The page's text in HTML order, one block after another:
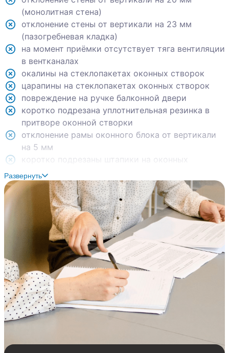
(монолитная стена)
отклонение стены от вертикали на 23 мм
(пазогребневая кладка)
на момент приёмки отсутствует тяга вентиляции
в вентканалах
окалины на стеклопакетах оконных створок
царапины на стеклопакетах оконных створок
повреждение на ручке балконной двери
коротко подрезана уплотнительная резинка в
притворе оконной створки
отклонение рамы оконного блока от вертикали
на 5 мм
коротко подрезаны штапики на оконных
створках (зазоры между смежными элементами)
отступы между смежными штапиками оконных
створок
зазор между горизонтальным импостом и
профилем рамы оконного блока
царапины на водоотливах и внешних откосах
оконных блоков
повреждения кожухов отопительных приборов
механические повреждения и следы коррозии
на полотне входной двери
механические повреждения на коробке входной
двери
наплывы строительного раствора на плите
Развернуть